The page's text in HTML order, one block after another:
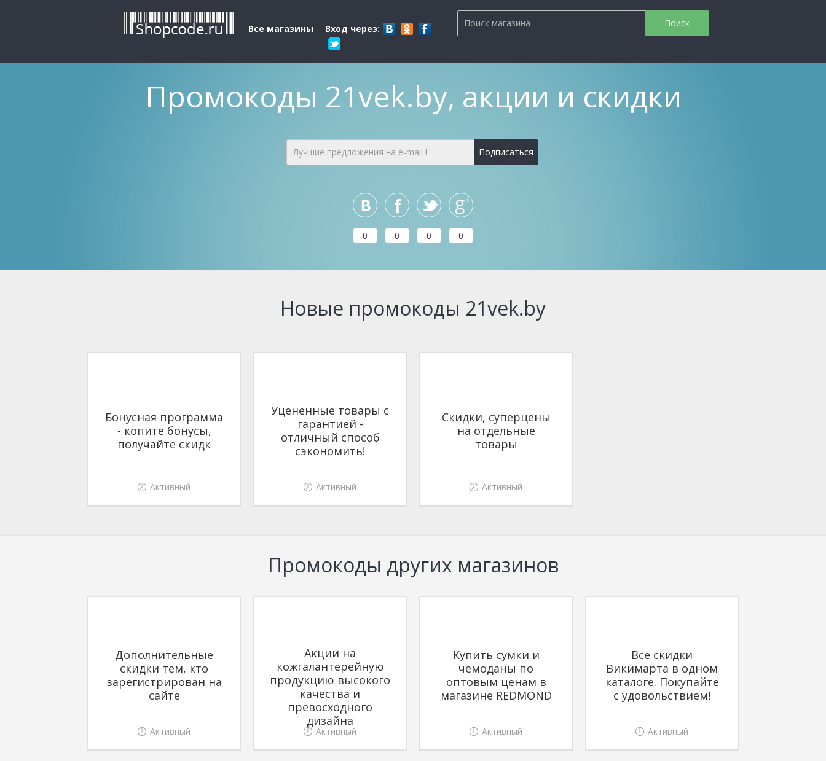
Все магазины Вход через:
Промокоды 21vek.by, акции и скидки
0 0 0 0
Новые промокоды 21vek.by
Бонусная программа
- копите бонусы,
получайте скидк
Активный
Уцененные товары с
гарантией -
отличный способ
сэкономить!
Активный
Скидки, суперцены
на отдельные
товары
Активный
Промокоды других магазинов
Дополнительные
скидки тем, кто
зарегистрирован на
сайте
Активный
Акции на
кожгалантерейную
продукцию высокого
качества и
превосходного
дизайна
Активный
Купить сумки и
чемоданы по
оптовым ценам в
магазине REDMOND
Активный
Все скидки
Викимарта в одном
каталоге. Покупайте
с удовольствием!
Активный